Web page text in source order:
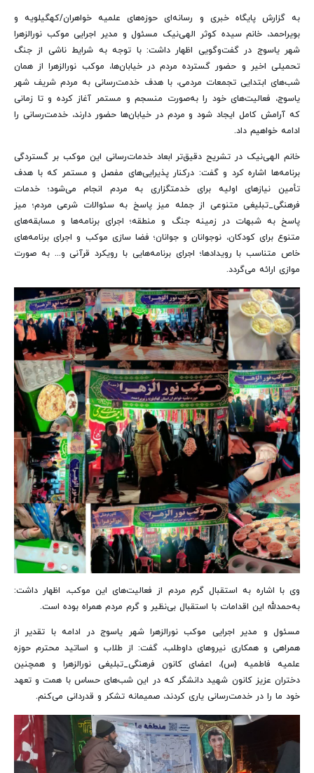
به گزارش پایگاه خبری و رسانه‌ای حوزه‌های علمیه خواهران/کهگیلویه و
بویراحمد، خانم سیده کوثر الهی‌نیک مسئول و مدیر اجرایی موکب نورالزهرا
شهر یاسوج در گفت‌وگویی اظهار داشت: با توجه به شرایط ناشی از جنگ
تحمیلی اخیر و حضور گسترده مردم در خیابان‌ها، موکب نورالزهرا از همان
شب‌های ابتدایی تجمعات مردمی، با هدف خدمت‌رسانی به مردم شریف شهر
یاسوج، فعالیت‌های خود را به‌صورت منسجم و مستمر آغاز کرده و تا زمانی
که آرامش کامل ایجاد شود و مردم در خیابان‌ها حضور دارند، خدمت‌رسانی را
ادامه خواهیم داد.
خانم الهی‌نیک در تشریح دقیق‌تر ابعاد خدمات‌رسانی این موکب بر گستردگی
برنامه‌ها اشاره کرد و گفت: درکنار پذیرایی‌های مفصل و مستمر که با هدف
تأمین نیازهای اولیه برای خدمتگزاری به مردم انجام می‌شود؛ خدمات
فرهنگی_تبلیغی متنوعی از جمله میز پاسخ به سئوالات شرعی مردم؛ میز
پاسخ به شبهات در زمینه جنگ و منطقه؛ اجرای برنامه‌ها و مسابقه‌های
متنوع برای کودکان، نوجوانان و جوانان؛ فضا سازی موکب و اجرای برنامه‌های
خاص متناسب با رویدادها؛ اجرای برنامه‌هایی با رویکرد قرآنی و... به صورت
موازی ارائه می‌گردد.
وی با اشاره به استقبال گرم مردم از فعالیت‌های این موکب، اظهار داشت:
به‌حمدلله این اقدامات با استقبال بی‌نظیر و گرم مردم همراه بوده است.
مسئول و مدیر اجرایی موکب نورالزهرا شهر یاسوج در ادامه با تقدیر از
همراهی و همکاری نیروهای داوطلب، گفت: از طلاب و اساتید محترم حوزه
علمیه فاطمیه (س)، اعضای کانون فرهنگی_تبلیغی نورالزهرا و همچنین
دختران عزیز کانون شهید دانشگر که در این شب‌های حساس با همت و تعهد
خود ما را در خدمت‌رسانی یاری کردند، صمیمانه تشکر و قدردانی می‌کنم.